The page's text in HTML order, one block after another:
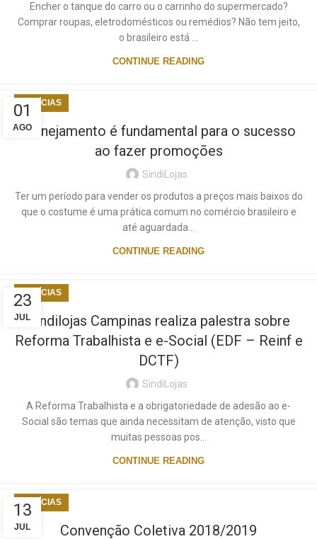
Encher o tanque do carro ou o carrinho do supermercado?
Comprar roupas, eletrodomésticos ou remédios? Não tem jeito,
o brasileiro está ...
CONTINUE READING
01
AGO
NOTÍCIAS
Planejamento é fundamental para o sucesso
ao fazer promoções
SindiLojas
Ter um período para vender os produtos a preços mais baixos do
que o costume é uma prática comum no comércio brasileiro e
até aguardada...
CONTINUE READING
23
JUL
NOTÍCIAS
Sindilojas Campinas realiza palestra sobre
Reforma Trabalhista e e-Social (EDF – Reinf e
DCTF)
SindiLojas
A Reforma Trabalhista e a obrigatoriedade de adesão ao e-
Social são temas que ainda necessitam de atenção, visto que
muitas pessoas pos...
CONTINUE READING
13
JUL
NOTÍCIAS
Convenção Coletiva 2018/2019